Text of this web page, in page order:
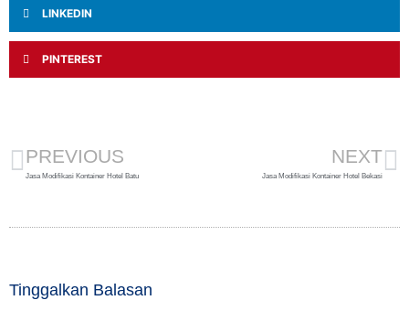
LINKEDIN
PINTEREST
PREVIOUS
Jasa Modifikasi Kontainer Hotel Batu
NEXT
Jasa Modifikasi Kontainer Hotel Bekasi
Tinggalkan Balasan